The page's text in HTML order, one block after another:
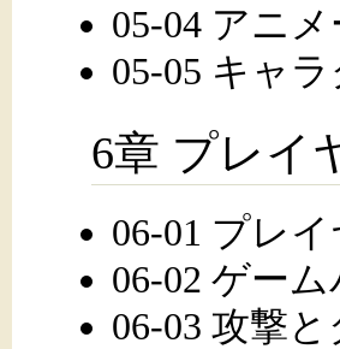
05-04 アニ
05-05 キャ
6章 プレイ
06-01 プレ
06-02 ゲー
06-03 攻撃